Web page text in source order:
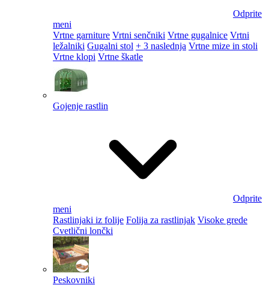
Odprite
meni
Vrtne garniture Vrtni senčniki Vrtne gugalnice Vrtni
ležalniki Gugalni stol + 3 naslednja Vrtne mize in stoli
Vrtne klopi Vrtne škatle
Gojenje rastlin
Odprite
meni
Rastlinjaki iz folije Folija za rastlinjak Visoke grede
Cvetlični lončki
Peskovniki